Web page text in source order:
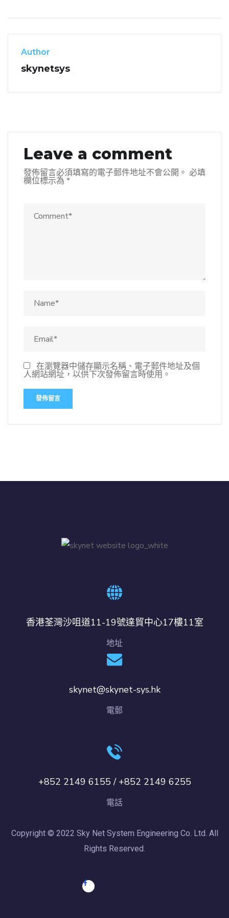
Author
skynetsys
Leave a comment
發佈留言必須填寫的電子郵件地址不會公開。 必填
欄位標示為 *
在瀏覽器中儲存顯示名稱、電子郵件地址及個
人網站網址，以供下次發佈留言時使用。
香港荃灣沙咀道11-19號達貿中心17樓11室
地址
skynet@skynet-sys.hk
電郵
+852 2149 6155 / +852 2149 6255
電話
Copyright © 2022 Sky Net System Engineering Co. Ltd. All
Rights Reserved.